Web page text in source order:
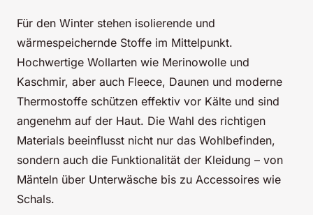
Für den Winter stehen isolierende und
wärmespeichernde Stoffe im Mittelpunkt.
Hochwertige Wollarten wie Merinowolle und
Kaschmir, aber auch Fleece, Daunen und moderne
Thermostoffe schützen effektiv vor Kälte und sind
angenehm auf der Haut. Die Wahl des richtigen
Materials beeinflusst nicht nur das Wohlbefinden,
sondern auch die Funktionalität der Kleidung – von
Mänteln über Unterwäsche bis zu Accessoires wie
Schals.